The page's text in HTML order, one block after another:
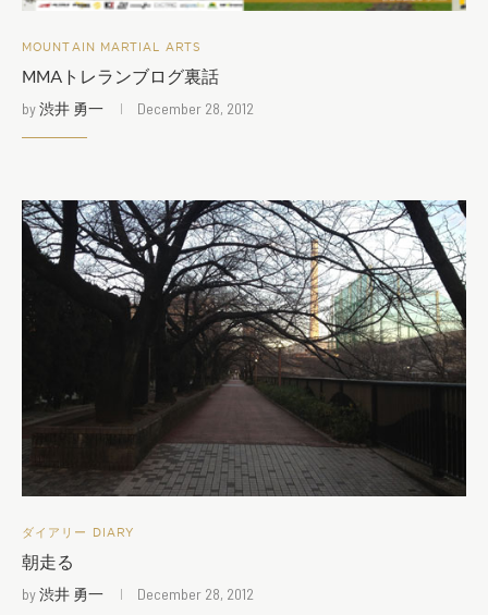
MOUNTAIN MARTIAL ARTS
MMAトレランブログ裏話
by渋井 勇一 December 28, 2012
ダイアリー DIARY
朝走る
by渋井 勇一 December 28, 2012